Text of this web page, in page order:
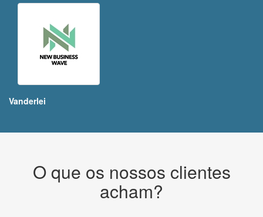
Vanderlei
O que os nossos clientes
acham?